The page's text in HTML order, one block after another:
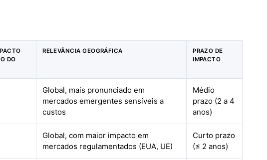
DO
RELEVÂNCIA GEOGRÁFICA
PRAZO DE
IMPACTO
Global, mais pronunciado em
mercados emergentes sensíveis a
custos
Médio
prazo (2 a 4
anos)
Global, com maior impacto em
mercados regulamentados (EUA, UE)
Curto prazo
(≤ 2 anos)